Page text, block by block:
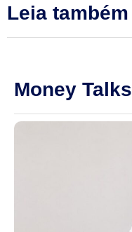
Leia também
Money Talks